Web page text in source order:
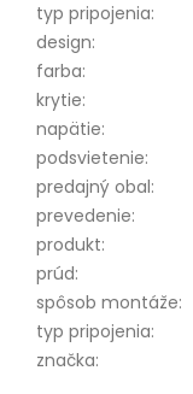
typ pripojenia:
design:
farba:
krytie:
napätie:
podsvietenie:
predajný obal:
prevedenie:
produkt:
prúd:
spôsob montáže:
typ pripojenia:
značka: